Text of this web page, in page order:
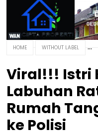
HOME WITHOUT LABEL
Viral!!! Istri
Labuhan
Rumah
ke Polisi